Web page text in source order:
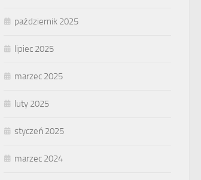
październik 2025
lipiec 2025
marzec 2025
luty 2025
styczeń 2025
marzec 2024